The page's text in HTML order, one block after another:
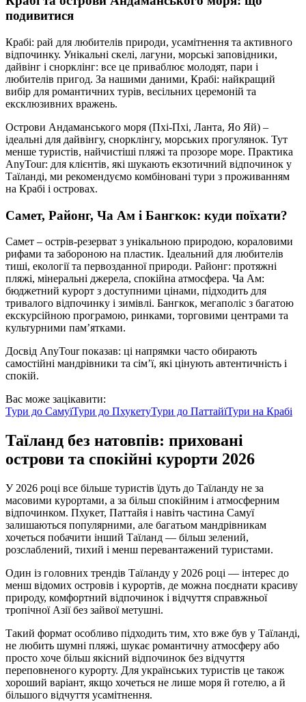
подивитися
Крабі: рай для любителів природи, усамітнення та активного
відпочинку. Унікальні скелі, лагуни, морські заповідники,
дайвінг і снорклінг: все це приваблює молодят, пари і
любителів пригод. За нашими даними, Крабі: найкращий
вибір для романтичних турів, весільних церемоній та
ексклюзивних вражень.
Острови Андаманського моря (Пхі-Пхі, Ланта, Яо Яй) –
ідеальні для дайвінгу, снорклінгу, морських прогулянок. Тут
менше туристів, найчистіші пляжі та прозоре море. Практика
AnyTour: для клієнтів, які шукають екзотичний відпочинок у
Таїланді, ми рекомендуємо комбіновані тури з проживанням
на Крабі і островах.
Самет, Районг, Ча Ам і Бангкок: куди поїхати?
Самет – острів-резерват з унікальною природою, кораловими
рифами та забороною на пластик. Ідеальний для любителів
тиші, екології та первозданної природи. Районг: протяжні
пляжі, мінеральні джерела, спокійна атмосфера. Ча Ам:
бюджетний курорт з доступними цінами, підходить для
тривалого відпочинку і зимівлі. Бангкок, мегаполіс з багатою
екскурсійною програмою, ринками, торговими центрами та
культурними пам’ятками.
Досвід AnyTour показав: ці напрямки часто обирають
самостійні мандрівники та сім’ї, які цінують автентичність і
спокій.
Вас може зацікавити:
Тури до СамуїТури до ПхукетуТури до ПаттайїТури на Крабі
Таїланд без натовпів: приховані
острови та спокійні курорти 2026
У 2026 році все більше туристів їдуть до Таїланду не за
масовими курортами, а за більш спокійним і атмосферним
відпочинком. Пхукет, Паттайя і навіть частина Самуї
залишаються популярними, але багатьом мандрівникам
хочеться побачити інший Таїланд — більш зелений,
розслаблений, тихий і менш перевантажений туристами.
Один із головних трендів Таїланду у 2026 році — інтерес до
менш відомих островів і курортів, де можна поєднати красиву
природу, комфортний відпочинок і відчуття справжньої
тропічної Азії без зайвої метушні.
Такий формат особливо підходить тим, хто вже був у Таїланді,
не любить шумні пляжі, шукає романтичну атмосферу або
просто хоче більш якісний відпочинок без відчуття
переповненого курорту. Для українських туристів це також
хороший варіант, якщо хочеться не лише моря й готелю, а й
більшого відчуття усамітнення.